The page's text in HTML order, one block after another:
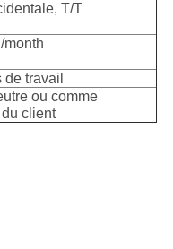
T/T
month
de travail
ou comme
client